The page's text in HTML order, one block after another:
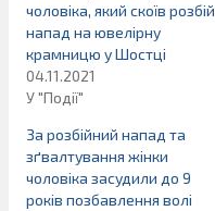
чоловіка, який скоїв розбій
напад на ювелірну
крамницю у Шостці
04.11.2021
У "Події"
За розбійний напад та
зґвалтування жінки
чоловіка засудили до 9
років позбавлення волі